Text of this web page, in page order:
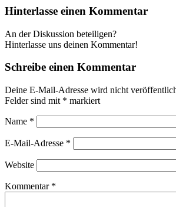
Hinterlasse einen Kommentar
An der Diskussion beteiligen?
Hinterlasse uns deinen Kommentar!
Schreibe einen Kommentar
Deine E-Mail-Adresse wird nicht
Felder sind mit * markiert
Name *
E-Mail-Adresse *
Website
Kommentar *